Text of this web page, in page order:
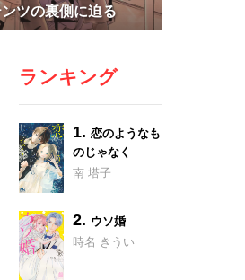
ツの裏側に迫る
ランキング
1. 恋のようなも
のじゃなく
南 塔子
2. ウソ婚
時名 きうい